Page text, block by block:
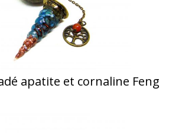
apatite et cornaline Feng